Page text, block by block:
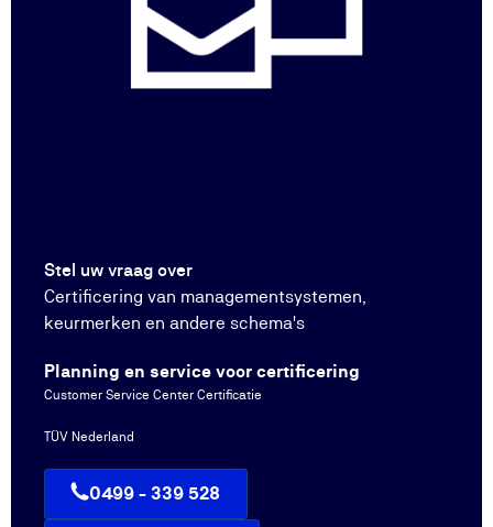
Stel uw vraag over
Certificering van managementsystemen,
keurmerken en andere schema's
0499 - 339 528
Planning en service voor certificering
Customer Service Center Certificatie
TÜV Nederland